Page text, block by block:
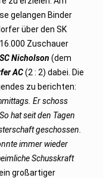
gelangen Binder
über den SK
. 16.000 Zuschauer
SC Nicholson(dem
AC(2 : 2) dabei. Die
zu berichten:
Er schoss
hat seit den Tagen
geschossen.
immer wieder
Schusskraft
großartiger